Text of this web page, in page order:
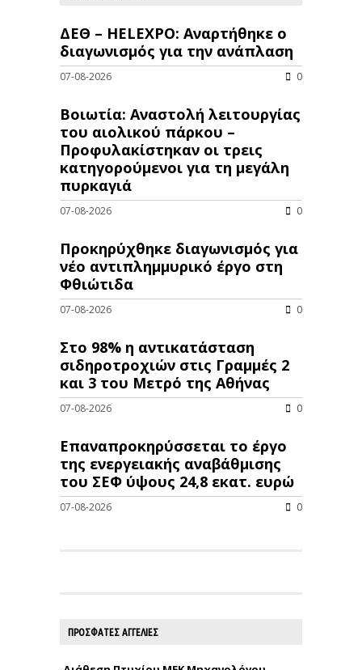
ΔΕΘ – HELEXPO: Αναρτήθηκε ο
διαγωνισμός για την ανάπλαση
07-08-2026 0
Βοιωτία: Αναστολή λειτουργίας
του αιολικού πάρκου –
Προφυλακίστηκαν οι τρεις
κατηγορούμενοι για τη μεγάλη
πυρκαγιά
07-08-2026 0
Προκηρύχθηκε διαγωνισμός για
νέo αντιπλημμυρικό έργο στη
Φθιώτιδα
07-08-2026 0
Στο 98% η αντικατάσταση
σιδηροτροχιών στις Γραμμές 2
και 3 του Μετρό της Αθήνας
07-08-2026 0
Επαναπροκηρύσσεται το έργο
της ενεργειακής αναβάθμισης
του ΣΕΦ ύψους 24,8 εκατ. ευρώ
07-08-2026 0
ΠΡΟΣΦΑΤΕΣ ΑΓΓΕΛΙΕΣ